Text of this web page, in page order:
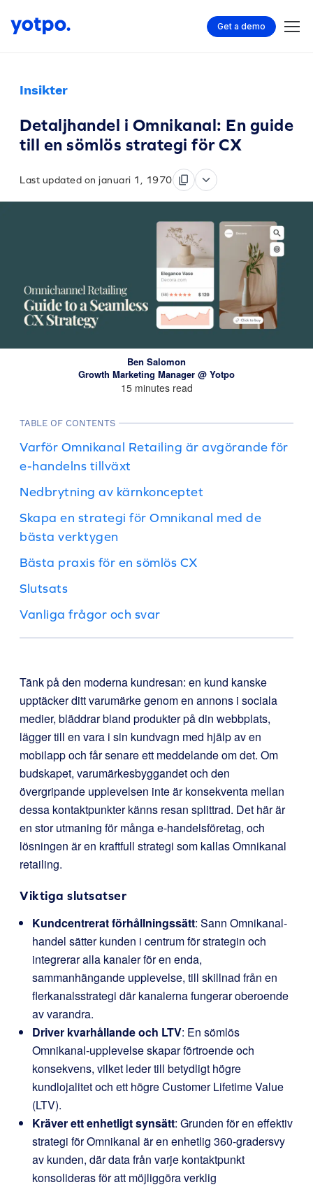
Get a demo
Insikter
Detaljhandel i Omnikanal: En guide
till en sömlös strategi för CX
Last updated on januari 1, 1970
Ben Salomon
Growth Marketing Manager @ Yotpo
15 minutes read
TABLE OF CONTENTS
Varför Omnikanal Retailing är avgörande för
e-handelns tillväxt
Nedbrytning av kärnkonceptet
Skapa en strategi för Omnikanal med de
bästa verktygen
Bästa praxis för en sömlös CX
Slutsats
Vanliga frågor och svar
Tänk på den moderna kundresan: en kund kanske
upptäcker ditt varumärke genom en annons i sociala
medier, bläddrar bland produkter på din webbplats,
lägger till en vara i sin kundvagn med hjälp av en
mobilapp och får senare ett meddelande om det. Om
budskapet, varumärkesbyggandet och den
övergripande upplevelsen inte är konsekventa mellan
dessa kontaktpunkter känns resan splittrad. Det här är
en stor utmaning för många e-handelsföretag, och
lösningen är en kraftfull strategi som kallas Omnikanal
retailing.
Viktiga slutsatser
Kundcentrerat förhållningssätt: Sann Omnikanal-
handel sätter kunden i centrum för strategin och
integrerar alla kanaler för en enda,
sammanhängande upplevelse, till skillnad från en
flerkanalsstrategi där kanalerna fungerar oberoende
av varandra.
Driver kvarhållande och LTV: En sömlös
Omnikanal-upplevelse skapar förtroende och
konsekvens, vilket leder till betydligt högre
kundlojalitet och ett högre Customer Lifetime Value
(LTV).
Kräver ett enhetligt synsätt: Grunden för en effektiv
strategi för Omnikanal är en enhetlig 360-gradersvy
av kunden, där data från varje kontaktpunkt
konsolideras för att möjliggöra verklig